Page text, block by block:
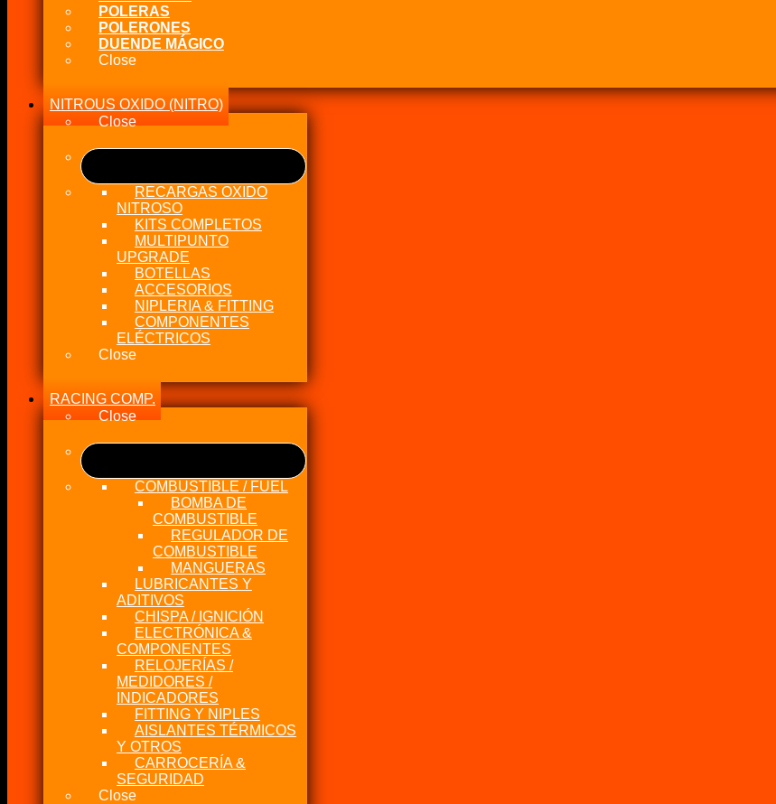
POLERAS
POLERONES
DUENDE MÁGICO
Close
NITROUS OXIDO (NITRO)
Close
RECARGAS OXIDO
NITROSO
KITS COMPLETOS
MULTIPUNTO
UPGRADE
BOTELLAS
ACCESORIOS
NIPLERIA & FITTING
COMPONENTES
ELÉCTRICOS
Close
RACING COMP.
Close
COMBUSTIBLE / FUEL
BOMBA DE
COMBUSTIBLE
REGULADOR DE
COMBUSTIBLE
MANGUERAS
LUBRICANTES Y
ADITIVOS
CHISPA / IGNICIÓN
ELECTRÓNICA &
COMPONENTES
RELOJERÍAS /
MEDIDORES /
INDICADORES
FITTING Y NIPLES
AISLANTES TÉRMICOS
Y OTROS
CARROCERÍA &
SEGURIDAD
Close